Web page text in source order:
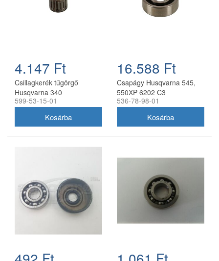
4.147 Ft
Csillagkerék tűgörgő
Husqvarna 340
599-53-15-01
16.588 Ft
Csapágy Husqvarna 545,
550XP 6202 C3
536-78-98-01